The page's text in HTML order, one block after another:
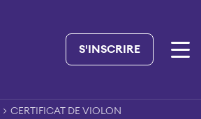
S'INSCRIRE
> CERTIFICAT DE VIOLON